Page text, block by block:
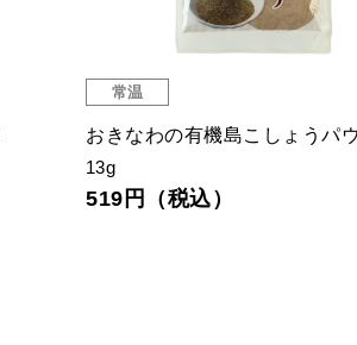
常温
おきなわの有機島こしょうパ
13g
519円（税込）